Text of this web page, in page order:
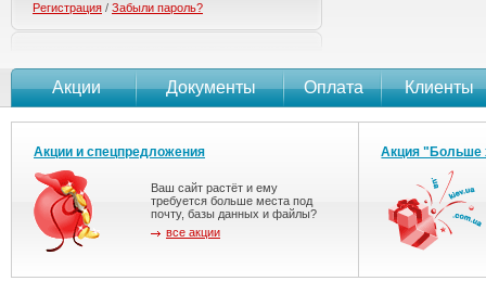
Акции Документы Оплата Клиенты
Регистрация / Забыли пароль?
Акции и спецпредложения
Ваш сайт растёт и ему
требуется больше места под
почту, базы данных и файлы?
все акции
Акция "Больше